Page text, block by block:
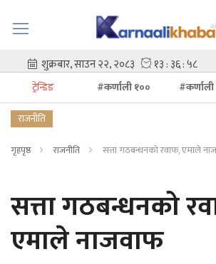
ट्रेन्डिङ #कर्णाली १०० #कर्णाली
राजनीति
गृहपृष्ठ राजनीति सत्ता गठबन्धनको रवाफ, एमाले
सत्ता गठबन्धनको
एमाले नाजवाफ